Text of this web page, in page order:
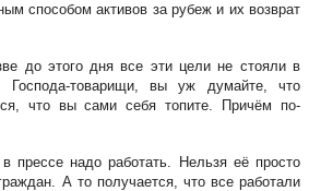
способом активов за рубеж и их возврат
до этого дня все эти цели не стояли в
Господа-товарищи, вы уж думайте, что
что вы сами себя топите. Причём по-
прессе надо работать. Нельзя её просто
А то получается, что все работали